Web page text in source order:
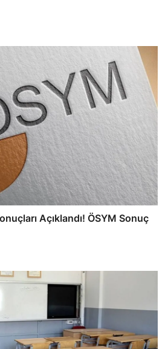
Açıklandı! ÖSYM Sonuç